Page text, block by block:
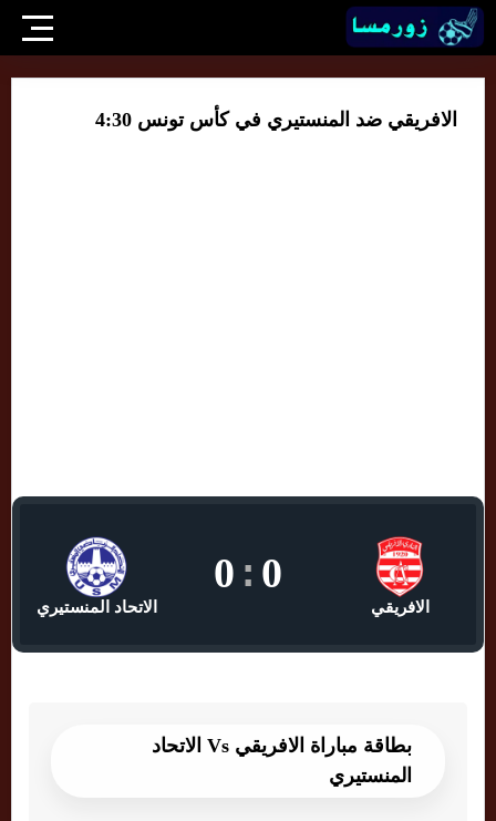
الافريقي ضد المنستيري في كأس تونس 4:30
الافريقي
0
:
0
الاتحاد المنستيري
بطاقة مباراة الافريقي Vs الاتحاد
المنستيري